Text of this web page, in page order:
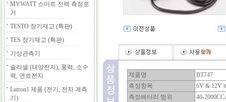
MYWATT 스마트 전력 측정로
거
TESTO 장기재고 (특판)
TES 장기재고 (특판)
기상관측기
솔라셀 (태양전지), 풍력, 소수
력, 연료전지
Lutron1 제품 (전기, 전자 계측
기)
(0)
제품명
BT747
측정항목
6V & 12V
측정배터리 범위
40-